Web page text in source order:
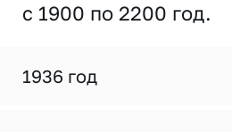
с 1900 по 2200 год.
1936 год